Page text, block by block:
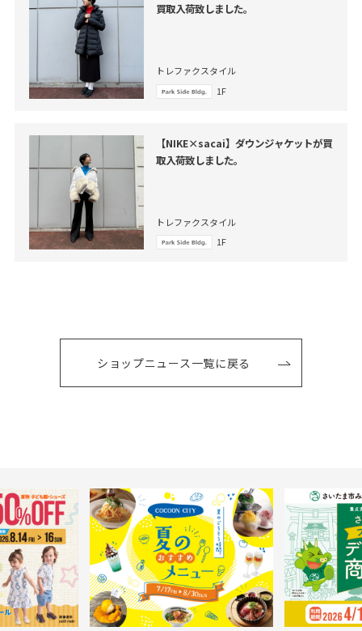
買取入荷致しました。
トレファクスタイル
1F
【NIKE×sacai】ダウンジャケットが買
取入荷致しました。
トレファクスタイル
1F
ショップニュース一覧に戻る